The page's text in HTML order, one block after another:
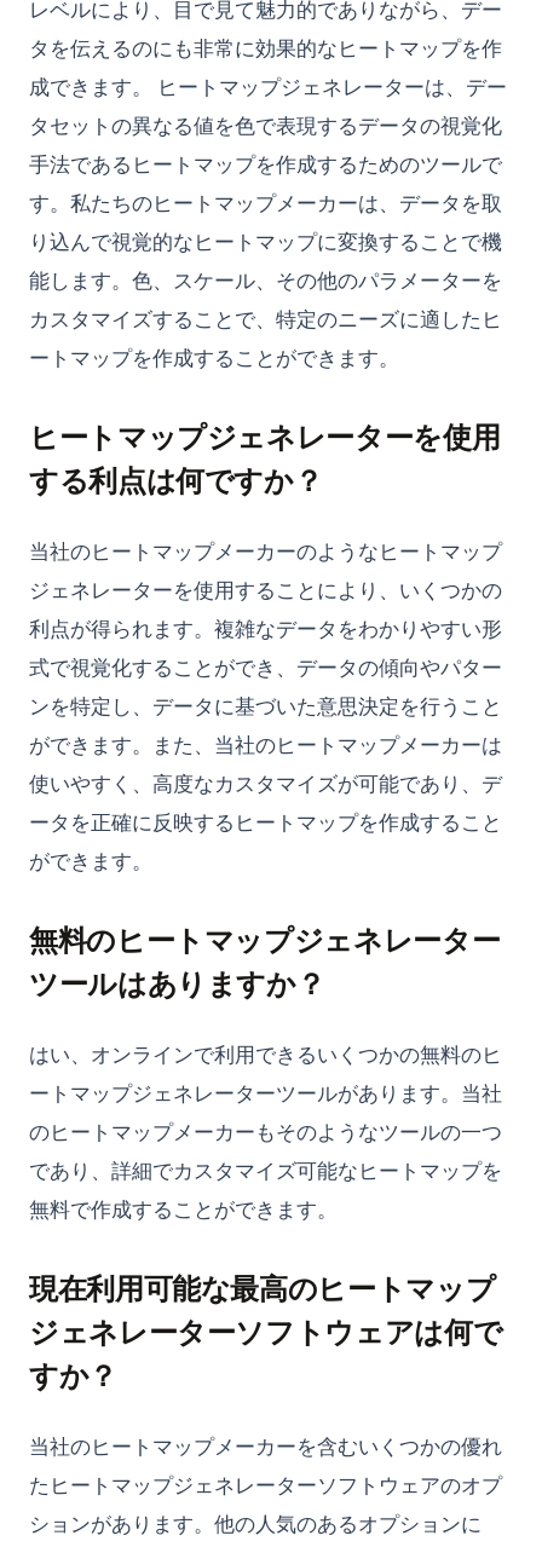
レベルにより、目で見て魅力的でありながら、デー
タを伝えるのにも非常に効果的なヒートマップを作
成できます。 ヒートマップジェネレーターは、デー
タセットの異なる値を色で表現するデータの視覚化
手法であるヒートマップを作成するためのツールで
す。私たちのヒートマップメーカーは、データを取
り込んで視覚的なヒートマップに変換することで機
能します。色、スケール、その他のパラメーターを
カスタマイズすることで、特定のニーズに適したヒ
ートマップを作成することができます。
ヒートマップジェネレーターを使用
する利点は何ですか？
当社のヒートマップメーカーのようなヒートマップ
ジェネレーターを使用することにより、いくつかの
利点が得られます。複雑なデータをわかりやすい形
式で視覚化することができ、データの傾向やパター
ンを特定し、データに基づいた意思決定を行うこと
ができます。また、当社のヒートマップメーカーは
使いやすく、高度なカスタマイズが可能であり、デ
ータを正確に反映するヒートマップを作成すること
ができます。
無料のヒートマップジェネレーター
ツールはありますか？
はい、オンラインで利用できるいくつかの無料のヒ
ートマップジェネレーターツールがあります。当社
のヒートマップメーカーもそのようなツールの一つ
であり、詳細でカスタマイズ可能なヒートマップを
無料で作成することができます。
現在利用可能な最高のヒートマップ
ジェネレーターソフトウェアは何で
すか？
当社のヒートマップメーカーを含むいくつかの優れ
たヒートマップジェネレーターソフトウェアのオプ
ションがあります。他の人気のあるオプションに